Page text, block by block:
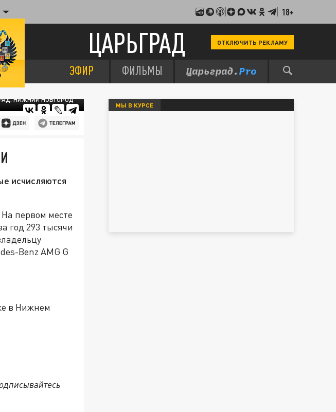
18+
ЦАРЬГРАД ОТКЛЮЧИТЬ РЕКЛАМУ
ЭФИР ФИЛЬМЫ
НИЖНИЙ НОВГОРОД
исчисляются
первом месте
год 293 тысячи
Benz AMG G
в Нижнем
МЫ В КУРСЕ